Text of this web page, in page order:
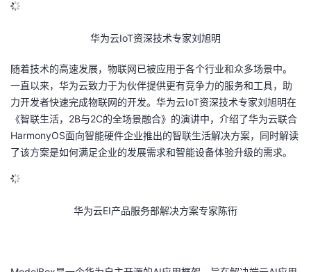
动
关
注
证
实
验
的
收
藏
持
建
议
华为云IoT资深技术专家刘旭明
随着技术的高速发展，物联网已被应用于各个行业和众多场景中。
一直以来，华为云致力于为伙伴提供更有竞争力的服务和工具，助
力开发者快速完成物联网的开发。华为云IoT资深技术专家刘旭明在
《智联生活， 2B与2C的全场景融合》的演讲中，介绍了华为云联合
HarmonyOS面向智能硬件企业推出的智联生活解决方案，同时解读
了该方案是如何满足企业的发展需求和智能设备体验升级的需求。
华为云EI产品服务部解决方案专家陈衎